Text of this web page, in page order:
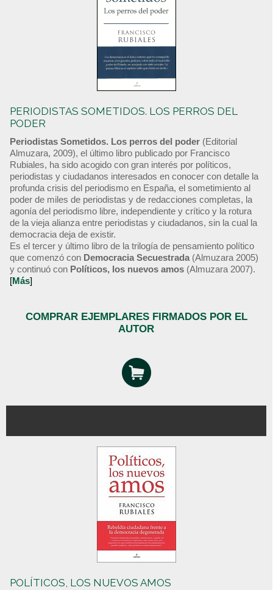
PERIODISTAS SOMETIDOS. LOS PERROS DEL
PODER
Periodistas Sometidos. Los perros del poder (Editorial
Almuzara, 2009), el último libro publicado por Francisco
Rubiales, ha sido acogido con gran interés por políticos,
periodistas y ciudadanos interesados en conocer con detalle la
profunda crisis del periodismo en España, el sometimiento al
poder de miles de periodistas y de redacciones completas, la
agonía del periodismo libre, independiente y crítico y la rotura
de la vieja alianza entre periodistas y ciudadanos, sin la cual la
democracia deja de existir.
Es el tercer y último libro de la trilogía de pensamiento político
que comenzó con Democracia Secuestrada (Almuzara 2005)
y continuó con Políticos, los nuevos amos (Almuzara 2007).
[Más]
COMPRAR EJEMPLARES FIRMADOS POR EL
AUTOR
POLÍTICOS, LOS NUEVOS AMOS